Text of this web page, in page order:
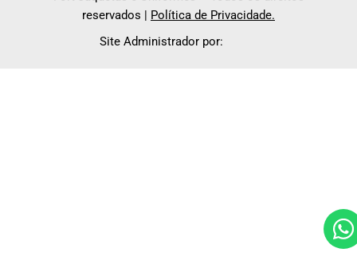
reservados | Política de Privacidade.
Site Administrador por: